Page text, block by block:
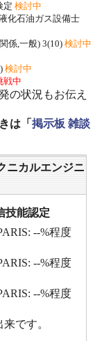
定 検討中
化石油ガス設備士
係,一般) 3(10) 検討中
検討中
戦中
の状況もお伝え
は「 掲示板 雑談
ニカルエンジニ
技能認定
--%程度
--%程度
--%程度
です。